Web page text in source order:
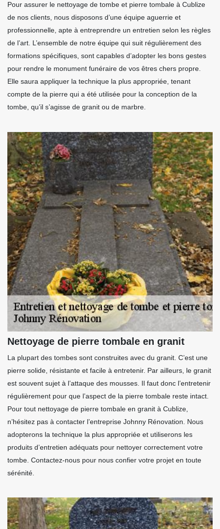
Pour assurer le nettoyage de tombe et pierre tombale à Cublize
de nos clients, nous disposons d’une équipe aguerrie et
professionnelle, apte à entreprendre un entretien selon les règles
de l’art. L’ensemble de notre équipe qui suit régulièrement des
formations spécifiques, sont capables d’adopter les bons gestes
pour rendre le monument funéraire de vos êtres chers propre.
Elle saura appliquer la technique la plus appropriée, tenant
compte de la pierre qui a été utilisée pour la conception de la
tombe, qu’il s’agisse de granit ou de marbre.
Nettoyage de pierre tombale en granit
La plupart des tombes sont construites avec du granit. C’est une
pierre solide, résistante et facile à entretenir. Par ailleurs, le granit
est souvent sujet à l’attaque des mousses. Il faut donc l’entretenir
régulièrement pour que l’aspect de la pierre tombale reste intact.
Pour tout nettoyage de pierre tombale en granit à Cublize,
n’hésitez pas à contacter l’entreprise Johnny Rénovation. Nous
adopterons la technique la plus appropriée et utiliserons les
produits d’entretien adéquats pour nettoyer correctement votre
tombe. Contactez-nous pour nous confier votre projet en toute
sérénité.